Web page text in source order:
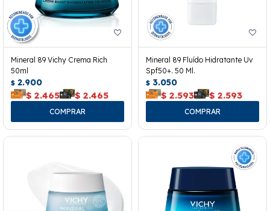
Mineral 89 Vichy Crema Rich
50ml
$ 2.900
$ 2.465 $ 2.465
Mineral 89 Fluído Hidratante Uv
Spf50+. 50 Ml.
$ 3.050
$ 2.593 $ 2.593